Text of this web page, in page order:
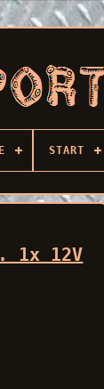
START
1x 12V